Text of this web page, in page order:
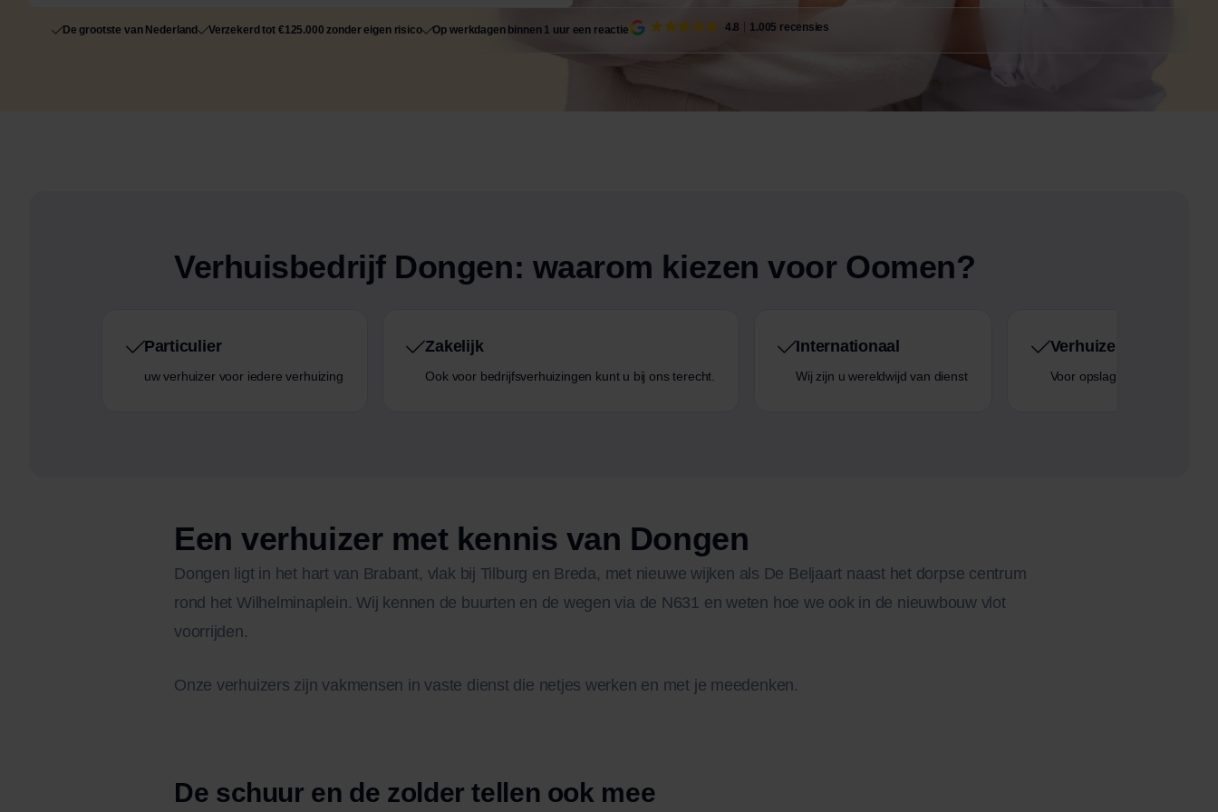
De grootste van Nederland Verzekerd tot €125.000 zonder eigen risico Op werkdagen binnen 1 uur een reactie 4.8 1.005 recensies
Verhuisbedrijf Dongen: waarom kiezen voor Oomen?
Particulier
uw verhuizer voor iedere verhuizing
Zakelijk
Ook voor bedrijfsverhuizingen kunt u bij ons terecht.
Internationaal
Wij zijn u wereldwijd van dienst
Verhuizen met opslag
Voor opslag bent u bij
Een verhuizer met kennis van Dongen
Dongen ligt in het hart van Brabant, vlak bij Tilburg en Breda, met nieuwe wijken als De Beljaart naast het dorpse centrum
rond het Wilhelminaplein. Wij kennen de buurten en de wegen via de N631 en weten hoe we ook in de nieuwbouw vlot
voorrijden.
Onze verhuizers zijn vakmensen in vaste dienst die netjes werken en met je meedenken.
De schuur en de zolder tellen ook mee